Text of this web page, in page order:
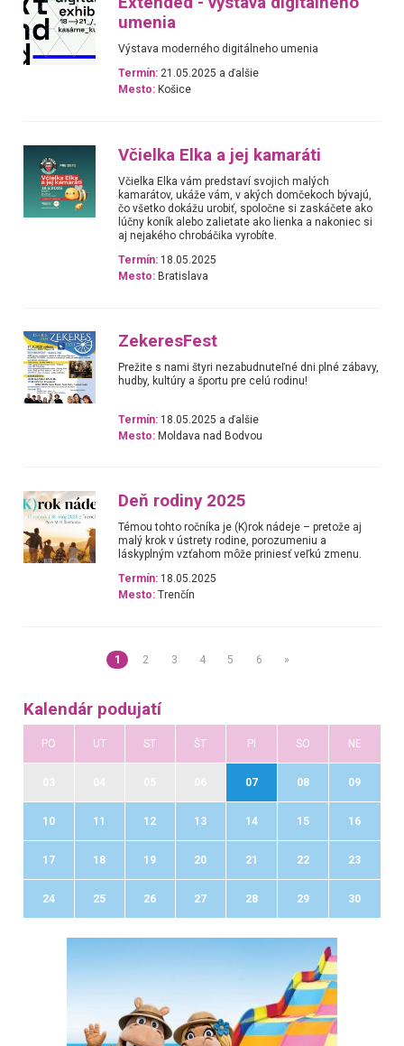
umenia
Výstava moderného digitálneho umenia
Termín: 21.05.2025 a ďalšie
Mesto: Košice
Včielka Elka a jej kamaráti
Včielka Elka vám predstaví svojich malých
kamarátov, ukáže vám, v akých domčekoch bývajú,
čo všetko dokážu urobiť, spoločne si zaskáčete ako
lúčny koník alebo zalietate ako lienka a nakoniec si
aj nejakého chrobáčika vyrobíte.
Termín: 18.05.2025
Mesto: Bratislava
ZekeresFest
Prežite s nami štyri nezabudnuteľné dni plné zábavy,
hudby, kultúry a športu pre celú rodinu!
Termín: 18.05.2025 a ďalšie
Mesto: Moldava nad Bodvou
Deň rodiny 2025
Témou tohto ročníka je (K)rok nádeje – pretože aj
malý krok v ústrety rodine, porozumeniu a
láskyplným vzťahom môže priniesť veľkú zmenu.
Termín: 18.05.2025
Mesto: Trenčín
1 2 3 4 5 6 »
Kalendár podujatí
PO UT ST ŠT PI SO NE
07 08 09
10 11 12 13 14 15 16
17 18 19 20 21 22 23
24 25 26 27 28 29 30